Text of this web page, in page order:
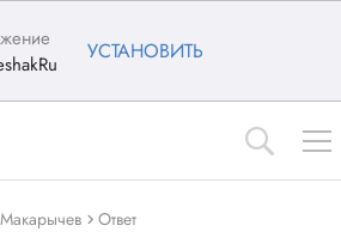
УСТАНОВИТЬ
Ответ